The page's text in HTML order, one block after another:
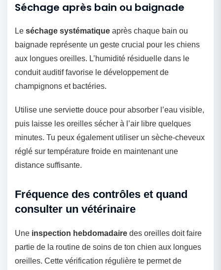
Séchage après bain ou baignade
Le séchage systématique après chaque bain ou
baignade représente un geste crucial pour les chiens
aux longues oreilles. L’humidité résiduelle dans le
conduit auditif favorise le développement de
champignons et bactéries.
Utilise une serviette douce pour absorber l’eau visible,
puis laisse les oreilles sécher à l’air libre quelques
minutes. Tu peux également utiliser un sèche-cheveux
réglé sur température froide en maintenant une
distance suffisante.
Fréquence des contrôles et quand
consulter un vétérinaire
Une inspection hebdomadaire des oreilles doit faire
partie de la routine de soins de ton chien aux longues
oreilles. Cette vérification régulière te permet de